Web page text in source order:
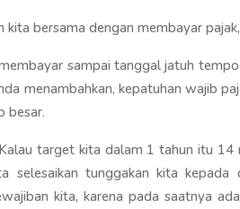
bersama dengan membayar
sampai tanggal jatuh
menambahkan, kepatuhan wajib
besar.
target kita dalam 1 tahun itu 14
tunggakan kita kepada
kita, karena pada saatnya